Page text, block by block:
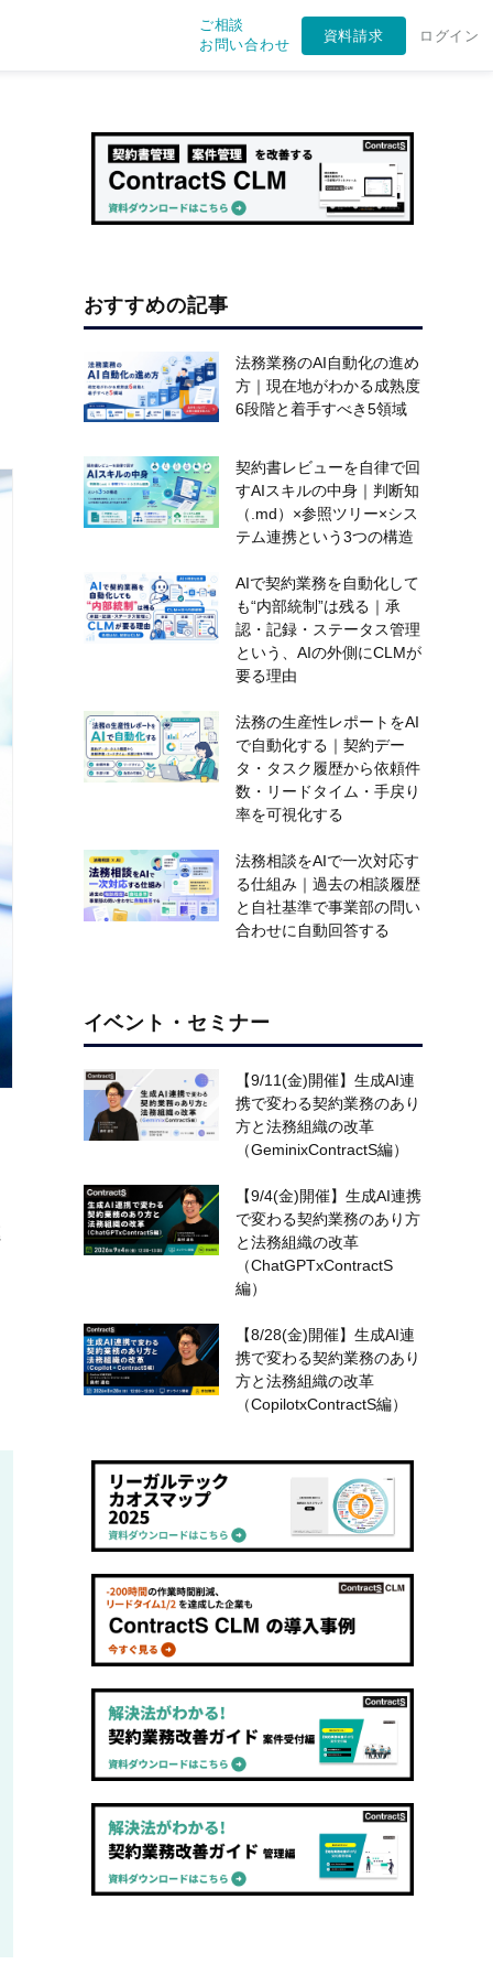
ご相談
お問い合わせ
資料請求 ログイン
おすすめの記事
法務業務のAI自動化の進め
方｜現在地がわかる成熟度
6段階と着手すべき5領域
契約書レビューを自律で回
すAIスキルの中身｜判断知
（.md）×参照ツリー×シス
テム連携という3つの構造
AIで契約業務を自動化して
も“内部統制”は残る｜承
認・記録・ステータス管理
という、AIの外側にCLMが
要る理由
法務の生産性レポートをAI
で自動化する｜契約デー
タ・タスク履歴から依頼件
数・リードタイム・手戻り
率を可視化する
法務相談をAIで一次対応す
る仕組み｜過去の相談履歴
と自社基準で事業部の問い
合わせに自動回答する
イベント・セミナー
【9/11(金)開催】生成AI連
携で変わる契約業務のあり
方と法務組織の改革
（GeminixContractS編）
【9/4(金)開催】生成AI連携
で変わる契約業務のあり方
と法務組織の改革
（ChatGPTxContractS
編）
【8/28(金)開催】生成AI連
携で変わる契約業務のあり
方と法務組織の改革
（CopilotxContractS編）